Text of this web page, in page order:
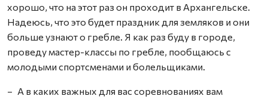
хорошо, что на этот раз он проходит в Архангельске.
Надеюсь, что это будет праздник для земляков и они
больше узнают о гребле. Я как раз буду в городе,
проведу мастер-классы по гребле, пообщаюсь с
молодыми спортсменами и болельщиками.
– А в каких важных для вас соревнованиях вам